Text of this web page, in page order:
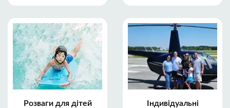
Розваги для дітей
Індивідуальні